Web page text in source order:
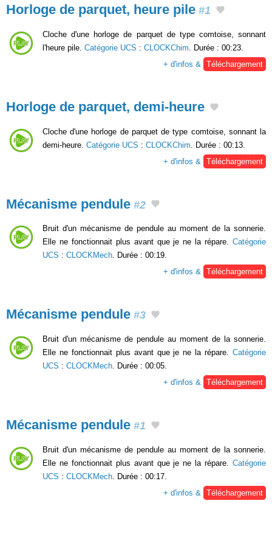
Horloge de parquet, heure pile #1
Cloche d'une horloge de parquet de type comtoise, sonnant
l'heure pile. Catégorie UCS : CLOCKChim . Durée : 00:23.
+ d'infos &
Téléchargement
Horloge de parquet, demi-heure
Cloche d'une horloge de parquet de type comtoise, sonnant la
demi-heure. Catégorie UCS : CLOCKChim . Durée : 00:13.
+ d'infos &
Téléchargement
Mécanisme pendule #2
Bruit d'un mécanisme de pendule au moment de la sonnerie.
Elle ne fonctionnait plus avant que je ne la répare. Catégorie
UCS : CLOCKMech. Durée : 00:19.
+ d'infos & Téléchargement
Mécanisme pendule #3
Bruit d'un mécanisme de pendule au moment de la sonnerie.
Elle ne fonctionnait plus avant que je ne la répare. Catégorie
UCS : CLOCKMech . Durée : 00:05.
+ d'infos &
Téléchargement
Mécanisme pendule #1
Bruit d'un mécanisme de pendule au moment de la sonnerie.
Elle ne fonctionnait plus avant que je ne la répare. Catégorie
UCS : CLOCKMech . Durée : 00:17.
+ d'infos &
Téléchargement